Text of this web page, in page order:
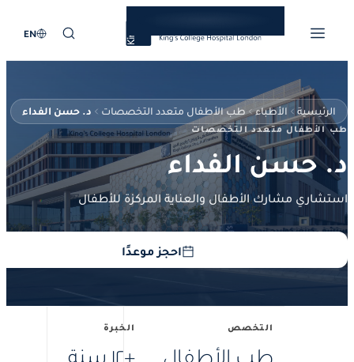
EN
الأطباء طب الأطفال متعدد التخصصات د. حسن الفداء
متعدد التخصصات
حسن الفداء
مشارك الأطفال والعناية المركزة للأطفال
احجز موعدًا
التخصص
طب الأطفال
+١٢ سنة